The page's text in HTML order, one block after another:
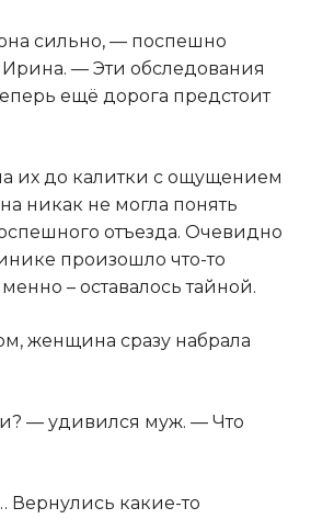
сильно, — поспешно
Ирина. — Эти обследования
ещё дорога предстоит
их до калитки с ощущением
никак не могла понять
отъезда. Очевидно
произошло что-то
– оставалось тайной.
женщина сразу набрала
— удивился муж. — Что
Вернулись какие-то